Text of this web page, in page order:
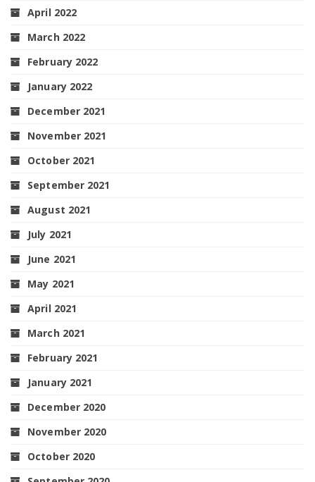
April 2022
March 2022
February 2022
January 2022
December 2021
November 2021
October 2021
September 2021
August 2021
July 2021
June 2021
May 2021
April 2021
March 2021
February 2021
January 2021
December 2020
November 2020
October 2020